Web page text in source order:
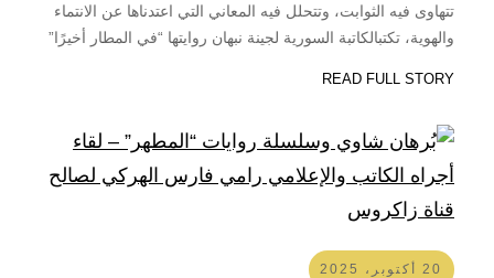
تتهاوى فيه الثوابت، وتتحلل فيه المعاني التي اعتدناها عن الانتماء
والهوية، تكتبالكاتبة السورية لجينة نبهان روايتها “في المطار أخيرًا”
READ FULL STORY
20 أكتوبر، 2025